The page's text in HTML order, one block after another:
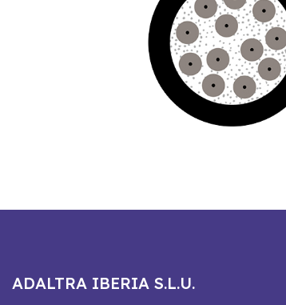
ADALTRA IBERIA S.L.U.